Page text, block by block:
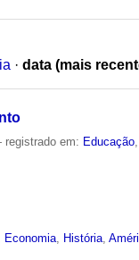
· data (mais
em: Educação
Economia História ,